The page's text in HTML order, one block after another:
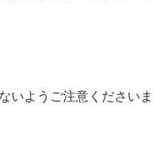
いようご注意くださいま